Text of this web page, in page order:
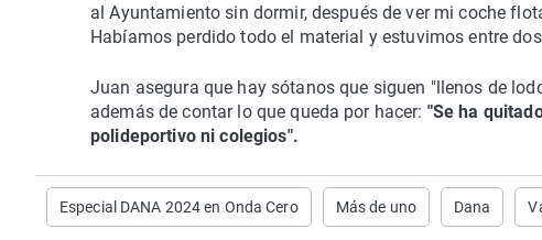
al Ayuntamiento sin dormir, después de ver mi coche
Habíamos perdido todo el material y estuvimos entre
Juan asegura que hay sótanos que siguen "llenos de
además de contar lo que queda por hacer: "Se ha
polideportivo ni colegios".
Especial DANA 2024 en Onda Cero Más de uno Dana